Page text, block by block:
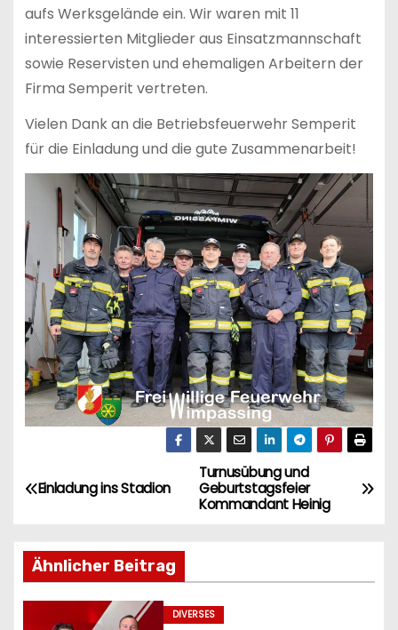
aufs Werksgelände ein. Wir waren mit 11
interessierten Mitglieder aus Einsatzmannschaft
sowie Reservisten und ehemaligen Arbeitern der
Firma Semperit vertreten.
Vielen Dank an die Betriebsfeuerwehr Semperit
für die Einladung und die gute Zusammenarbeit!
B
i
t
Turnusübung und
Geburtstagsfeier
Kommandant Heinig
Einladung ins Stadion
Ähnlicher Beitrag
DIVERSES